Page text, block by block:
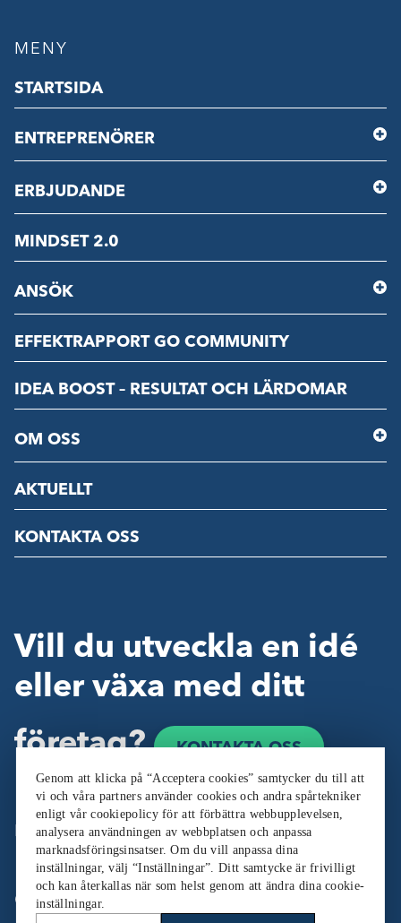
MENY
STARTSIDA
ENTREPRENÖRER
ERBJUDANDE
MINDSET 2.0
ANSÖK
EFFEKTRAPPORT GO COMMUNITY
IDEA BOOST – RESULTAT OCH LÄRDOMAR
OM OSS
AKTUELLT
KONTAKTA OSS
Vill du utveckla en idé
eller växa med ditt
företag?
KONTAKTA OSS
Följ oss:
Cookieinställningar
Genom att klicka på “Acceptera cookies” samtycker du till att
vi och våra partners använder cookies och andra spårtekniker
enligt vår cookiepolicy för att förbättra webbupplevelsen,
analysera användningen av webbplatsen och anpassa
marknadsföringsinsatser. Om du vill anpassa dina
inställningar, välj “Inställningar”. Ditt samtycke är frivilligt
och kan återkallas när som helst genom att ändra dina cookie-
inställningar.